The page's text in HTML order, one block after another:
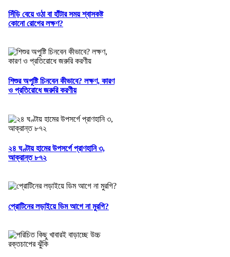
সিঁড়ি বেয়ে ওঠা বা হাঁটার সময় শ্বাসকষ্ট
কোনো রোগের লক্ষণ?
শিশুর অপুষ্টি চিনবেন কীভাবে? লক্ষণ, কারণ
ও প্রতিরোধে জরুরি করণীয়
২৪ ঘণ্টায় হামের উপসর্গে প্রাণহানি ৩,
আক্রান্ত ৮৭২
প্রোটিনের লড়াইয়ে ডিম আগে না মুরগি?